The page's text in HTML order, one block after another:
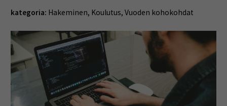
kategoria: Hakeminen, Koulutus, Vuoden kohokohdat